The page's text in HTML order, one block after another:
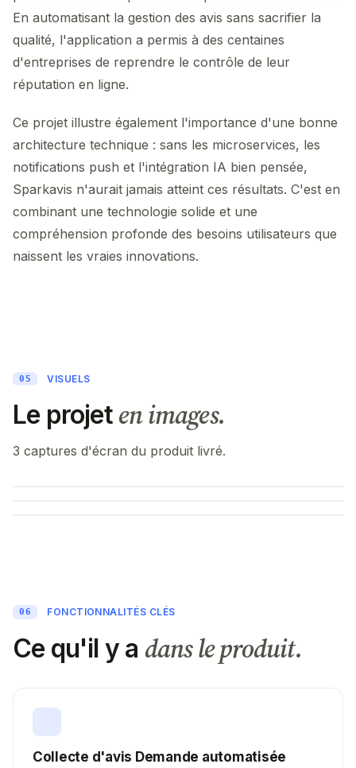
En automatisant la gestion des avis sans sacrifier la
qualité, l'application a permis à des centaines
d'entreprises de reprendre le contrôle de leur
réputation en ligne.
Ce projet illustre également l'importance d'une bonne
architecture technique : sans les microservices, les
notifications push et l'intégration IA bien pensée,
Sparkavis n'aurait jamais atteint ces résultats. C'est en
combinant une technologie solide et une
compréhension profonde des besoins utilisateurs que
naissent les vraies innovations.
05 VISUELS
Le projet en images.
3 captures d'écran du produit livré.
06 FONCTIONNALITÉS CLÉS
Ce qu'il y a dans le produit.
Collecte d'avis Demande automatisée